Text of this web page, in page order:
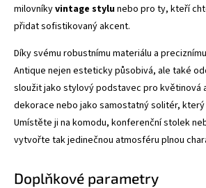
milovníkyvintage stylunebo pro ty, kteří
přidat sofistikovaný akcent.
Díky svému robustnímu materiálu a
Antique nejen esteticky působivá, ale také
sloužit jako stylový podstavec pro květinová
dekorace nebo jako samostatný solitér,
Umístěte ji na komodu, konferenční stolek
vytvořte tak jedinečnou atmosféru plnou
Doplňkové parametry